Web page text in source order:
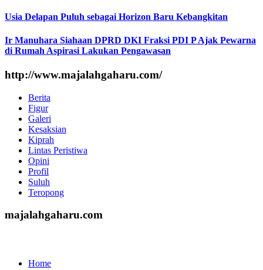
Usia Delapan Puluh sebagai Horizon Baru Kebangkitan
Ir Manuhara Siahaan DPRD DKI Fraksi PDI P Ajak Pewarna
di Rumah Aspirasi Lakukan Pengawasan
http://www.majalahgaharu.com/
Berita
Figur
Galeri
Kesaksian
Kiprah
Lintas Peristiwa
Opini
Profil
Suluh
Teropong
majalahgaharu.com
Home